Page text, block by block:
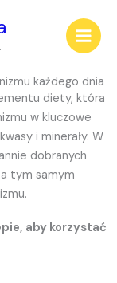
każdego dnia
diety, która
w kluczowe
i minerały. W
dobranych
tym samym
aby korzystać